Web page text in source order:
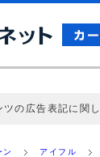
ツの広告表記に関し
基づき、公平性を
ン アイフル